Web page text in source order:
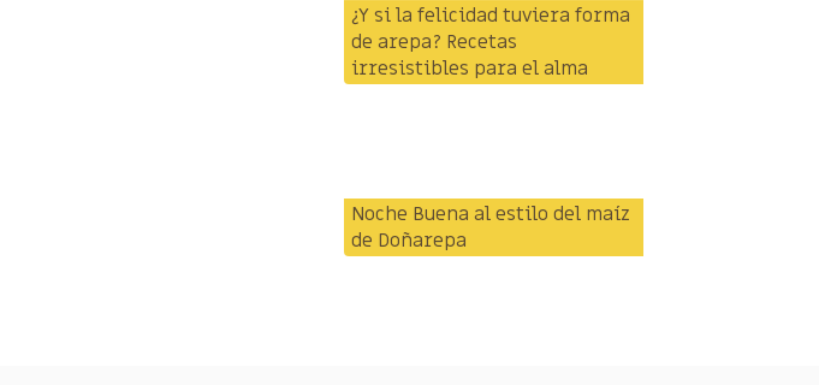
¿Y si la felicidad tuviera forma
de arepa? Recetas
irresistibles para el alma
Noche Buena al estilo del maíz
de Doñarepa